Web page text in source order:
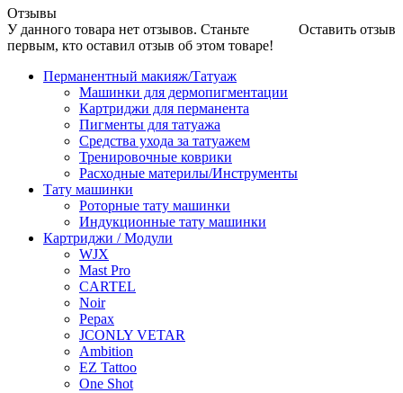
Отзывы
Оставить отзыв
У данного товара нет отзывов. Станьте
первым, кто оставил отзыв об этом товаре!
Перманентный макияж/Татуаж
Машинки для дермопигментации
Картриджи для перманента
Пигменты для татуажа
Средства ухода за татуажем
Тренировочные коврики
Расходные материлы/Инструменты
Тату машинки
Роторные тату машинки
Индукционные тату машинки
Картриджи / Модули
WJX
Mast Pro
CARTEL
Noir
Pepax
JCONLY VETAR
Ambition
EZ Tattoo
One Shot